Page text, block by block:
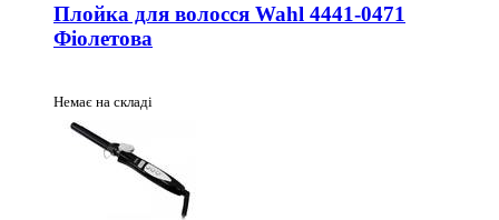
Плойка для волосся Wahl 4441-0471
Фіолетова
Немає на складі